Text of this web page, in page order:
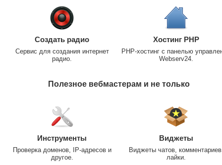
Создать радио
Сервис для создания интернет
радио.
Хостинг PHP
PHP-хостинг с панелью
Webserv24.
Полезное вебмастерам и не только
Инструменты
Проверка доменов, IP-адресов и
другое.
Виджеты
Виджеты чатов,
лайки.